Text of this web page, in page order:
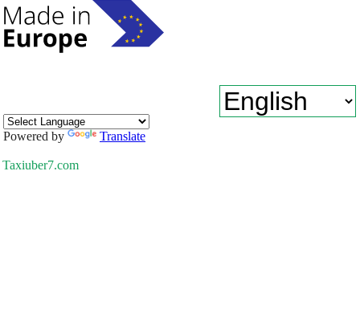
Powered by Translate
Taxiuber7.com